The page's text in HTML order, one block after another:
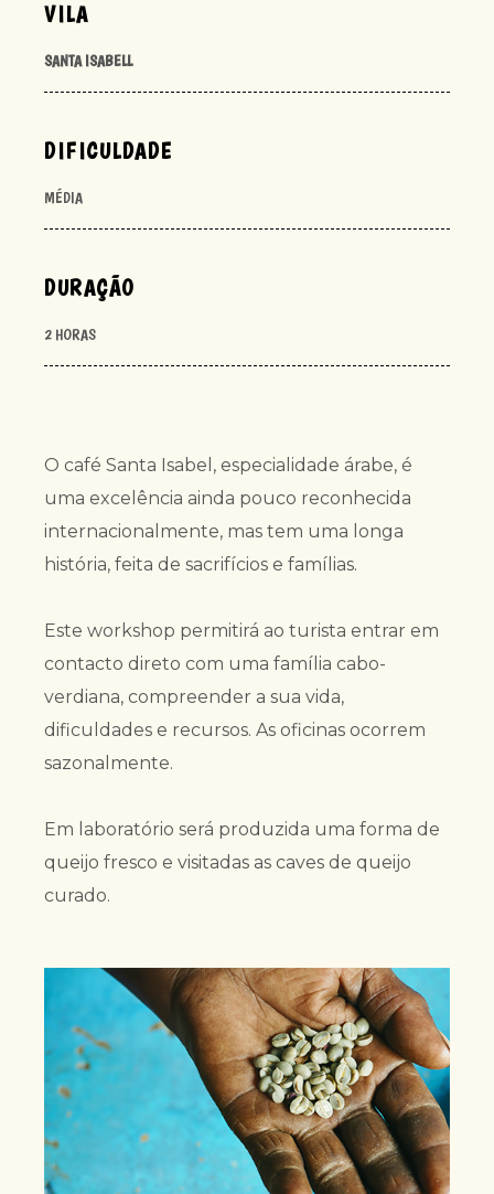
VILA
SANTA ISABELL
DIFICULDADE
MÉDIA
DURAÇÃO
2 HORAS
O café Santa Isabel, especialidade árabe, é
uma excelência ainda pouco reconhecida
internacionalmente, mas tem uma longa
história, feita de sacrifícios e famílias.
Este workshop permitirá ao turista entrar em
contacto direto com uma família cabo-
verdiana, compreender a sua vida,
dificuldades e recursos. As oficinas ocorrem
sazonalmente.
Em laboratório será produzida uma forma de
queijo fresco e visitadas as caves de queijo
curado.